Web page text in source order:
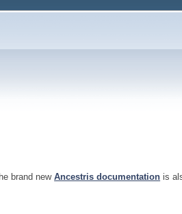
brand newAncestris documentation is